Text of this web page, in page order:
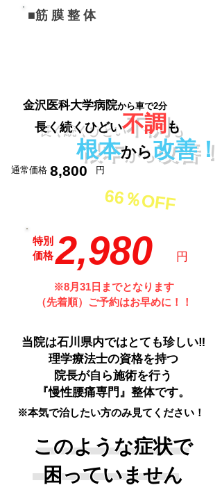
​■筋 膜 整 体
​金沢医科大学病院から車で2分
長く続くひどい不調 も
根本から改善！
​円
8,800
66％OFF
通常価格
特別
価格
​円
2,980
​※8月31日までとなります
​（先着順）ご予約はお早めに！！
当院は石川県内ではとても珍しい‼
理学療法士の資格を持つ
院長が自ら施術を行う
『慢性腰痛専門』整体です。
※本気で治したい方のみ見てください！
このような症状で
困っていません